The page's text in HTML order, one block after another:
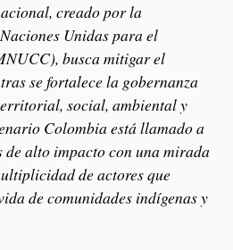
creado por la
Unidas para el
busca mitigar el
se fortalece la gobernanza
social, ambiental y
Colombia está llamado a
de alto impacto con una mirada
de actores que
de comunidades indígenas y